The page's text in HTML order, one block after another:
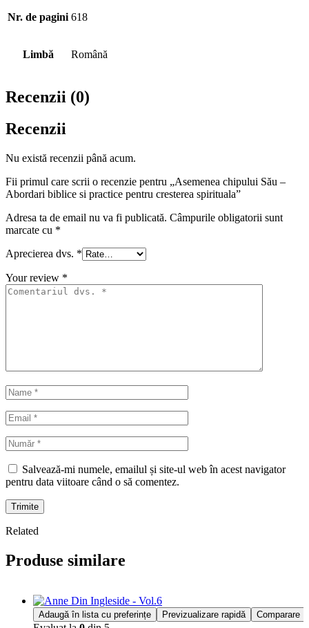
Nr. de pagini 618
Limbă Română
Recenzii (0)
Recenzii
Nu există recenzii până acum.
Fii primul care scrii o recenzie pentru „Asemenea chipului Său –
Abordari biblice si practice pentru cresterea spirituala”
Adresa ta de email nu va fi publicată. Câmpurile obligatorii sunt
marcate cu *
Aprecierea dvs. *
Your review *
Salvează-mi numele, emailul și site-ul web în acest navigator
pentru data viitoare când o să comentez.
Trimite
Related
Produse similare
Adaugă în lista cu preferințe Previzualizare rapidă Comparare